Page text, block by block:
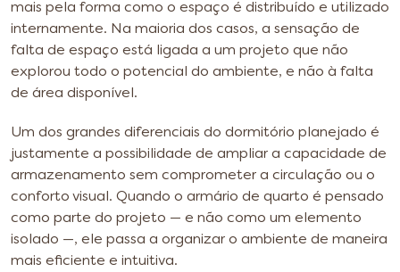
mais pela forma como o espaço é distribuído e utilizado
internamente. Na maioria dos casos, a sensação de
falta de espaço está ligada a um projeto que não
explorou todo o potencial do ambiente, e não à falta
de área disponível.
Um dos grandes diferenciais do dormitório planejado é
justamente a possibilidade de ampliar a capacidade de
armazenamento sem comprometer a circulação ou o
conforto visual. Quando o armário de quarto é pensado
como parte do projeto — e não como um elemento
isolado —, ele passa a organizar o ambiente de maneira
mais eficiente e intuitiva.